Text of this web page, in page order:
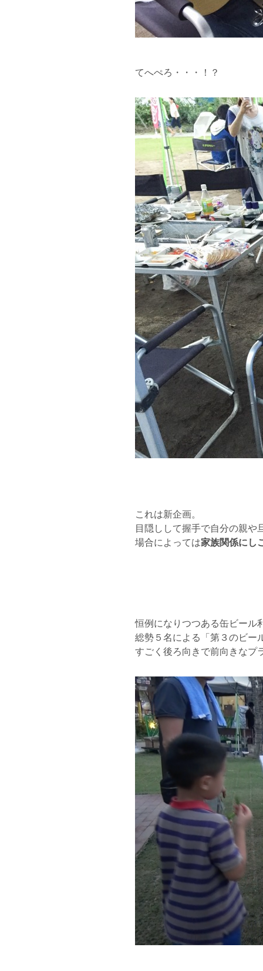
てへぺろ・・・！？
これは新企画。
目隠しして握手で自分の親や
場合によっては家族関係にし
恒例になりつつある缶ビール
総勢５名による「第３のビー
すごく後ろ向きで前向きなプ